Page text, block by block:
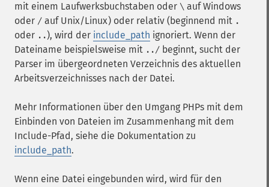
mit einem Laufwerksbuchstaben oder \ auf Windows
oder / auf Unix/Linux) oder relativ (beginnend mit .
oder ..), wird der include_path ignoriert. Wenn der
Dateiname beispielsweise mit ../ beginnt, sucht der
Parser im übergeordneten Verzeichnis des aktuellen
Arbeitsverzeichnisses nach der Datei.
Mehr Informationen über den Umgang PHPs mit dem
Einbinden von Dateien im Zusammenhang mit dem
Include-Pfad, siehe die Dokumentation zu
include_path.
Wenn eine Datei eingebunden wird, wird für den